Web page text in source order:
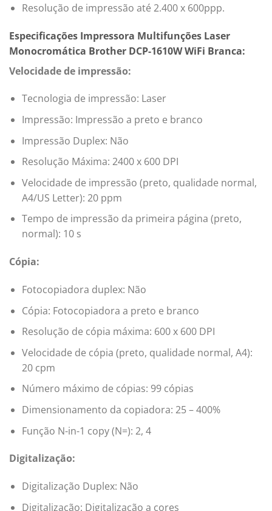
Resolução de impressão até 2.400 x 600ppp.
Especificações Impressora Multifunções Laser
Monocromática Brother DCP-1610W WiFi Branca:
Velocidade de impressão:
Tecnologia de impressão: Laser
Impressão: Impressão a preto e branco
Impressão Duplex: Não
Resolução Máxima: 2400 x 600 DPI
Velocidade de impressão (preto, qualidade normal,
A4/US Letter): 20 ppm
Tempo de impressão da primeira página (preto,
normal): 10 s
Cópia:
Fotocopiadora duplex: Não
Cópia: Fotocopiadora a preto e branco
Resolução de cópia máxima: 600 x 600 DPI
Velocidade de cópia (preto, qualidade normal, A4):
20 cpm
Número máximo de cópias: 99 cópias
Dimensionamento da copiadora: 25 – 400%
Função N-in-1 copy (N=): 2, 4
Digitalização:
Digitalização Duplex: Não
Digitalização: Digitalização a cores